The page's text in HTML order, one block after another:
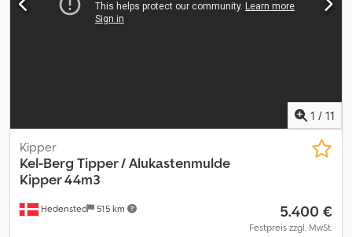
1 / 11
Hedensted 515 km
Kipper
Kel-Berg Tipper / Alukastenmulde
Kipper 44m3
5.400 €
Festpreis zzgl. MwSt.